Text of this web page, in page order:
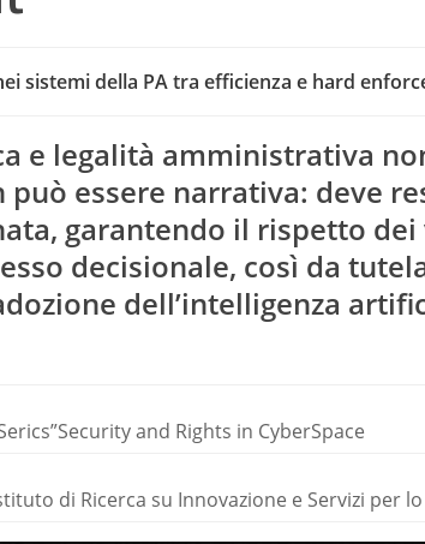
sistemi della PA tra efficienza e hard
e legalità amministrativa
essere narrativa: deve
garantendo il rispetto
decisionale, così da
dell’intelligenza
and Rights in CyberSpace
di Ricerca su Innovazione e Servizi per